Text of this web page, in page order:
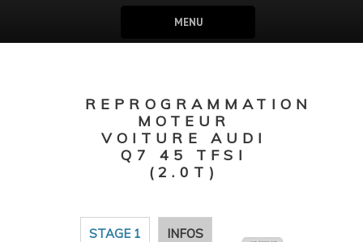
MENU
REPROGRAMMATION
MOTEUR
VOITURE AUDI
Q7 45 TFSI
(2.0T)
STAGE 1 INFOS